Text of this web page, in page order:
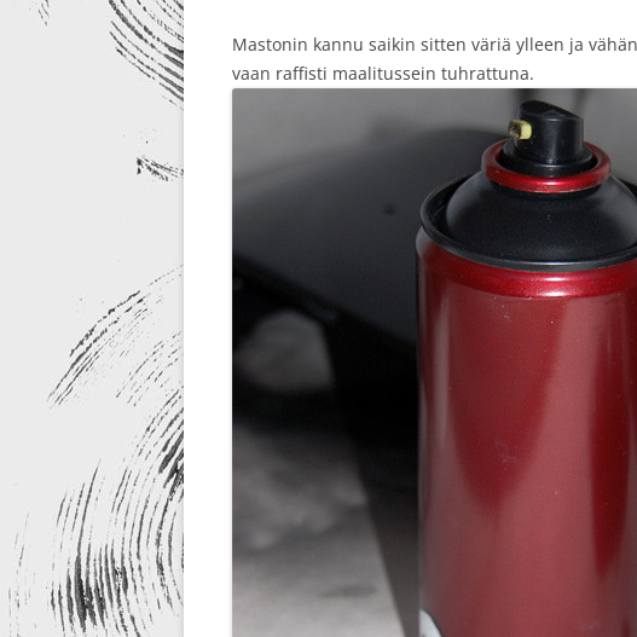
Mastonin kannu saikin sitten väriä ylleen ja
vaan raffisti maalitussein tuhrattuna.